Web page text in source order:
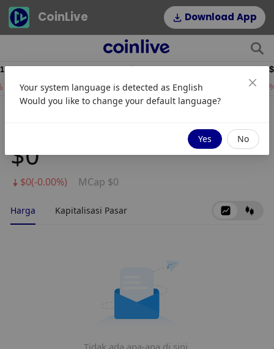
CoinLive Download App
6.20%
0.66%
$0
$0(-0.00%) MCap $0
Harga Kapitalisasi Pasar
Your system language is detected as English
Would you like to change your default language?
Yes No